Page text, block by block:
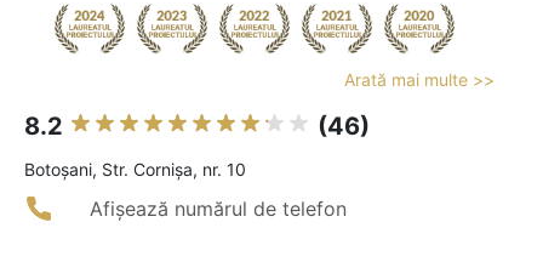
Arată mai multe >>
8.2 (46)
Botoşani, Str. Cornișa, nr. 10
Afișează numărul de telefon